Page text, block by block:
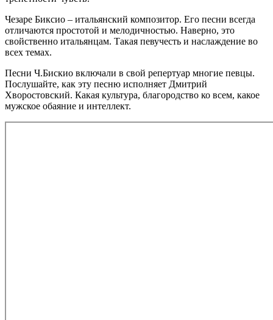
Чезаре Биксио – итальянский композитор. Его песни всегда
отличаются простотой и мелодичностью. Наверно, это
свойственно итальянцам. Такая певучесть и наслаждение во
всех темах.
Песни Ч.Бискио включали в свой репертуар многие певцы.
Послушайте, как эту песню исполняет Дмитрий
Хворостовский. Какая культура, благородство ко всем, какое
мужское обаяние и интеллект.